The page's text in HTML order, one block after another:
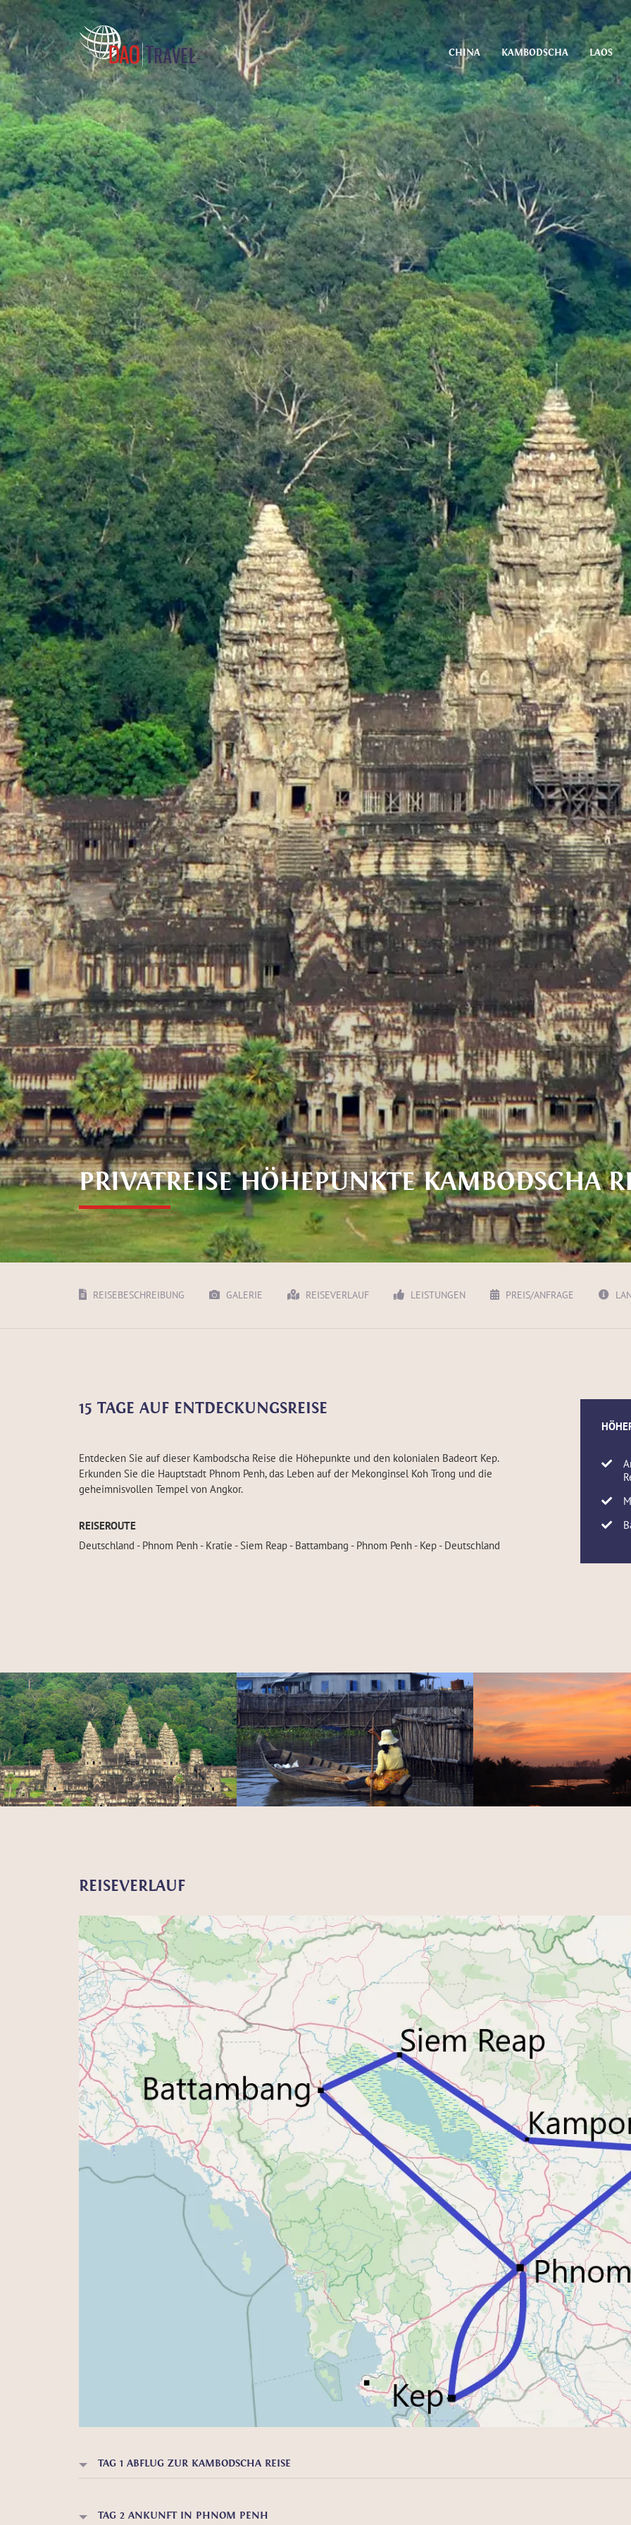
CHINA KAMBODSCHA LAOS
PRIVATREISE HÖHEPUNKTE KAMBODSCHA
REISEBESCHREIBUNG GALERIE REISEVERLAUF LEISTUNGEN PREIS/ANFRAGE
15 TAGE AUF ENTDECKUNGSREISE
Entdecken Sie auf dieser Kambodscha Reise die Höhepunkte und den kolonialen Badeort Kep.
Erkunden Sie die Hauptstadt Phnom Penh, das Leben auf der Mekonginsel Koh Trong und die
geheimnisvollen Tempel von Angkor.
REISEROUTE
Deutschland - Phnom Penh - Kratie - Siem Reap - Battambang - Phnom Penh - Kep - Deutschland
REISEVERLAUF
TAG 1 ABFLUG ZUR KAMBODSCHA REISE
TAG 2 ANKUNFT IN PHNOM PENH